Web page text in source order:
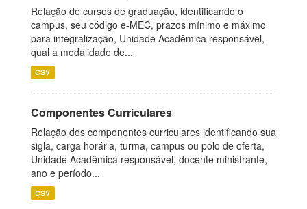
Relação de cursos de graduação, identificando o
campus, seu código e-MEC, prazos mínimo e máximo
para integralização, Unidade Acadêmica responsável,
qual a modalidade de...
CSV
Componentes Curriculares
Relação dos componentes curriculares identificando sua
sigla, carga horária, turma, campus ou polo de oferta,
Unidade Acadêmica responsável, docente ministrante,
ano e período...
CSV